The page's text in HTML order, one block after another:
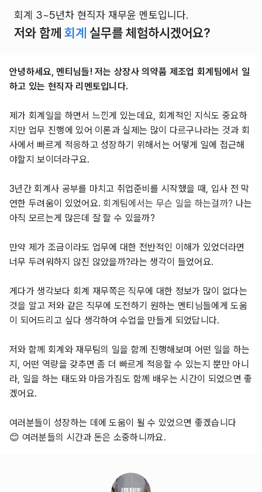
회계 3~5년차 현직자 재무윤 멘토입니다.
저와 함께 회계 실무를 체험하시겠어요?
안녕하세요, 멘티님들! 저는 상장사 의약품 제조업 회계팀에서 일
하고 있는 현직자 리멘토입니다.
제가 회계일을 하면서 느낀게 있는데요, 회계적인 지식도 중요하
지만 업무 진행에 있어 이론과 실제는 많이 다르구나라는 것과 회
사에서 빠르게 적응하고 성장하기 위해서는 어떻게 일에 접근해
야할지 보이더라구요.
3년간 회계사 공부를 마치고 취업준비를 시작했을 때, 입사 전 막
연한 두려움이 있었어요. 회계팀에서는 무슨 일을 하는걸까? 나는
아직 모르는게 많은데 잘 할 수 있을까?
만약 제가 조금이라도 업무에 대한 전반적인 이해가 있었더라면
너무 두려워하지 않진 않았을까?라는 생각이 들었어요.
게다가 생각보다 회계 재무쪽은 직무에 대한 정보가 많이 없다는
것을 알고 저와 같은 직무에 도전하기 원하는 멘티님들에게 도움
이 되어드리고 싶다 생각하여 수업을 만들게 되었답니다.
저와 함께 회계와 재무팀의 일을 함께 진행해보며 어떤 일을 하는
지, 어떤 역량을 갖추면 좀 더 빠르게 적응할 수 있는지 뿐만 아니
라, 일을 하는 태도와 마음가짐도 함께 배우는 시간이 되었으면 좋
겠어요.
여러분들이 성장하는 데에 도움이 될 수 있었으면 좋겠습니다
😊 여러분들의 시간과 돈은 소중하니까요.